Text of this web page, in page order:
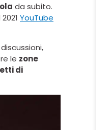
da subito.
YouTube
le zone
di